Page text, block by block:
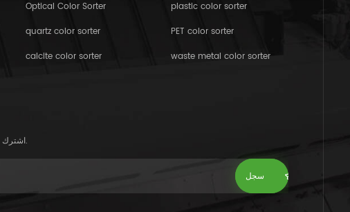
Optical Color Sorter
quartz color sorter
calcite color sorter
plastic color sorter
PET color sorter
waste metal color sorter
اشترك في النشرة الإخبارية لدينا لتلقي آخر الأخبار عن خدماتنا.